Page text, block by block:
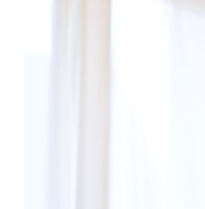
治療院とは、鍼灸
様の持つ自然治癒
状の再発を防ぐ
赤岩治療院では、